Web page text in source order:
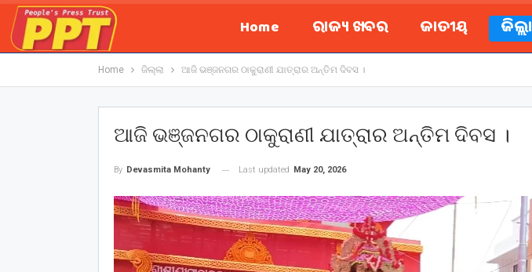
Home ରାଜ୍ୟ ଖବର ଜାତୀୟ ଜିଲ୍ଲା
Home ଜିଲ୍ଲା ଆଜି ଭଞ୍ଜନଗର ଠାକୁରାଣୀ ଯାତ୍ରାର ଅନ୍ତିମ ଦିବସ ।
ଆଜି ଭଞ୍ଜନଗର ଠାକୁରାଣୀ ଯାତ୍ରାର ଅନ୍ତିମ ଦିବସ ।
By Devasmita Mohanty Last updated May 20, 2026